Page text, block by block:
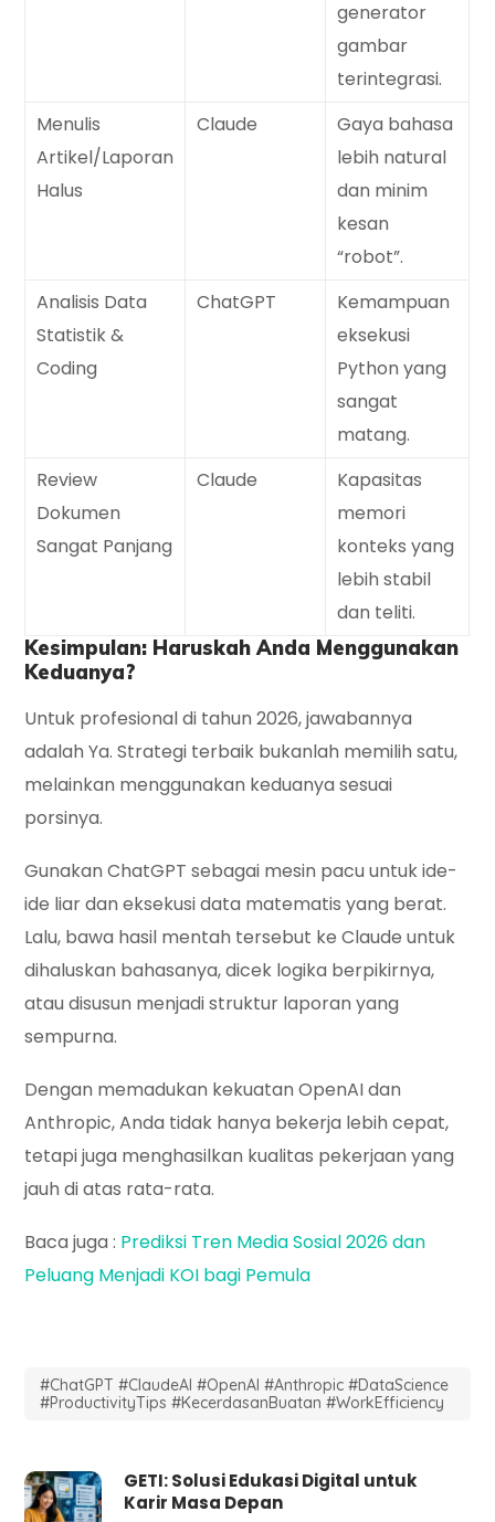
generator
gambar
terintegrasi.
Menulis
Artikel/Laporan
Halus
Claude
Gaya bahasa
lebih natural
dan minim
kesan
“robot”.
Analisis Data
Statistik &
Coding
ChatGPT
Kemampuan
eksekusi
Python yang
sangat
matang.
Review
Dokumen
Sangat Panjang
Claude
Kapasitas
memori
konteks yang
lebih stabil
dan teliti.
Kesimpulan: Haruskah Anda Menggunakan
Keduanya?
Untuk profesional di tahun 2026, jawabannya
adalahYa. Strategi terbaik bukanlah memilih satu,
melainkan menggunakan keduanya sesuai
porsinya.
GunakanChatGPT sebagai mesin pacu untuk ide-
ide liar dan eksekusi data matematis yang berat.
Lalu, bawa hasil mentah tersebut keClaude untuk
dihaluskan bahasanya, dicek logika berpikirnya,
atau disusun menjadi struktur laporan yang
sempurna.
Dengan memadukan kekuatan OpenAI dan
Anthropic, Anda tidak hanya bekerja lebih cepat,
tetapi juga menghasilkan kualitas pekerjaan yang
jauh di atas rata-rata.
Baca juga : Prediksi Tren Media Sosial 2026 dan
Peluang Menjadi KOI bagi Pemula
#ChatGPT #ClaudeAI #OpenAI #Anthropic #DataScience
#ProductivityTips #KecerdasanBuatan #WorkEfficiency
GETI: Solusi Edukasi Digital untuk
Karir Masa Depan